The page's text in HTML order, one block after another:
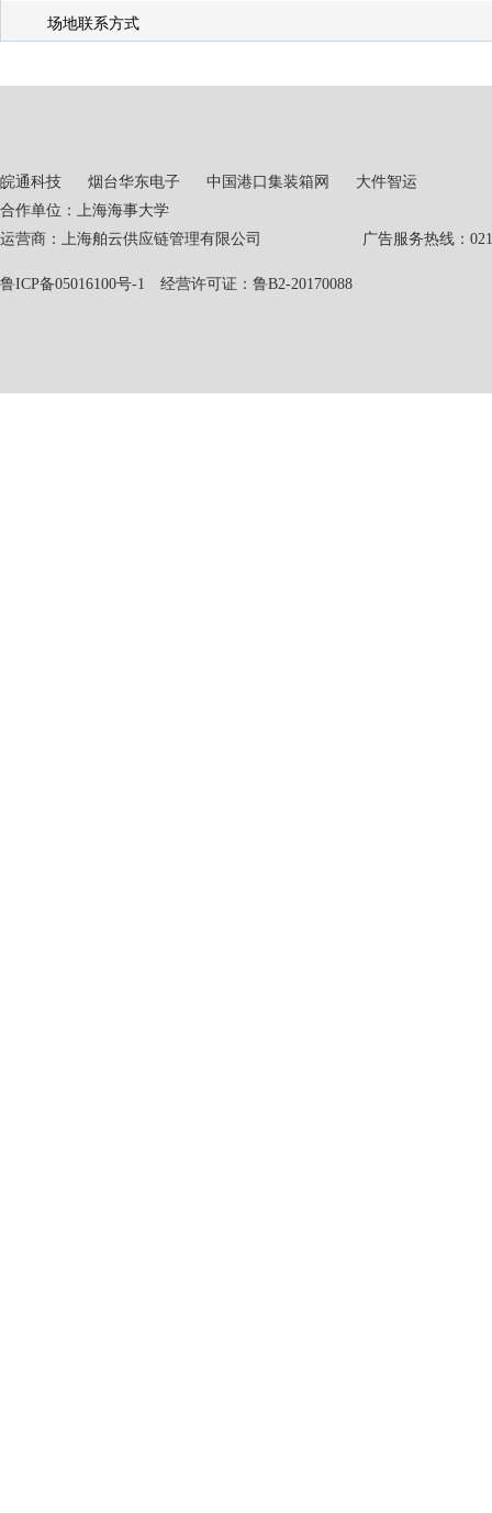
场地联系方式
皖通科技 烟台华东电子 中国港口集装箱网
大件智运
合作单位：上海海事大学
运营商：上海舶云供应链管理有限公司 广告服务热线：021-
鲁ICP备05016100号-1 经营许可证：鲁B2-20170088